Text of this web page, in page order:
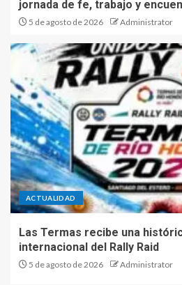
jornada de fe, trabajo y
5 de agosto de 2026 Administrator
ACTUALIDAD
Las Termas recibe una
internacional del Rally Raid
5 de agosto de 2026 Administrator